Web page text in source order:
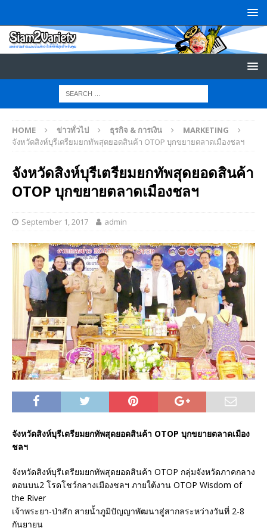
HOME ข่าวทั่วไป ธุรกิจ & การเงิน
MARKETING
จังหวัดสิงห์บุรีเตรียมยกทัพสุดยอดสินค้า OTOP บุกขยายตลาดเมืองชลฯ
จังหวัดสิงห์บุรีเตรียมยกทัพสุดยอดสินค้า
OTOP บุกขยายตลาดเมืองชลฯ
September 1, 2017 admin
จังหวัดสิงห์บุรีเตรียมยกทัพสุดยอดสินค้า OTOP บุกขยายตลาดเมือง
ชลฯ
จังหวัดสิงห์บุรีเตรียมยกทัพสุดยอดสินค้า OTOP กลุ่มจังหวัดภาคกลาง
ตอนบน2 โรดโชว์กลางเมืองชลฯ ภายใต้งาน OTOP Wisdom of
the River
เจ้าพระยา-ป่าสัก สายน้ำภูมิปัญญาพัฒนาสู่สากลระหว่างวันที่ 2-8
กันยายน